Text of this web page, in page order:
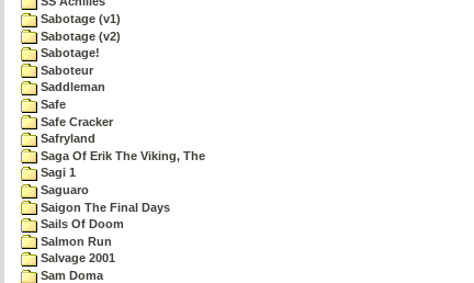
Sabotage (v1)
Sabotage (v2)
Sabotage!
Saboteur
Saddleman
Safe
Safe Cracker
Safryland
Saga Of Erik The Viking, The
Sagi 1
Saguaro
Saigon The Final Days
Sails Of Doom
Salmon Run
Salvage 2001
Sam Doma